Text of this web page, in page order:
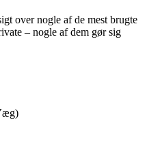
over nogle af de mest brugte
– nogle af dem gør sig